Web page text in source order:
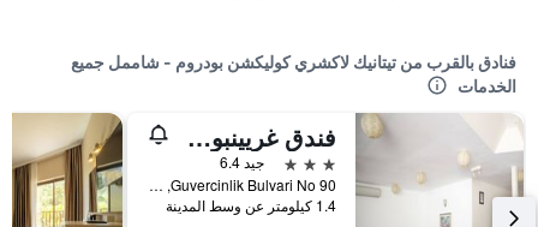
فنادق بالقرب من تيتانيك لاكشري كوليكشن بودروم - شاممل جميع
الخدمات
فندق غريينبورت بودروم
3 نجوم
جيد 6.4
Guvercinlik Bulvari No 90, بودروم, تركيا
1.4 كيلومتر عن وسط المدينة